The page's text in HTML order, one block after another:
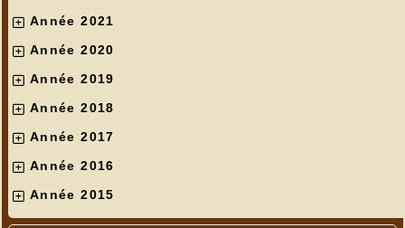
Année 2021
Année 2020
Année 2019
Année 2018
Année 2017
Année 2016
Année 2015